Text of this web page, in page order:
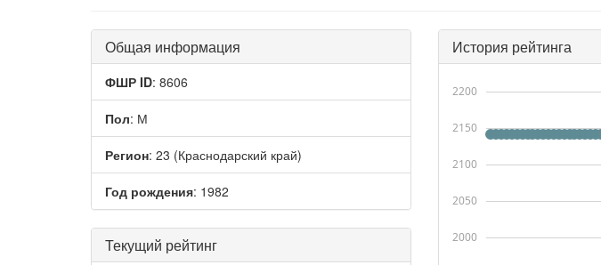
Общая информация
ФШР ID: 8606
Пол: М
Регион: 23 (Краснодарский край)
Год рождения: 1982
Текущий рейтинг
История рейтинга
2000
2050
2100
2150
2200